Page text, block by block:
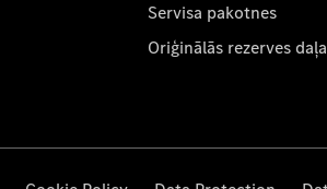
Servisa pakotnes
Oriģinālās rezerves